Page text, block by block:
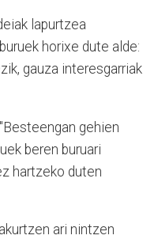
lapurtzea
horixe dute alde:
gauza interesgarriak
gehien
beren buruari
hartzeko duten
ari nintzen